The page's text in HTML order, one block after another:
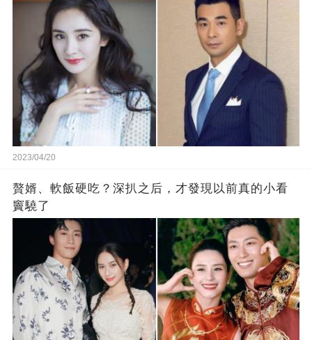
2023/04/20
贅婿、軟飯硬吃？深扒之后，才發現以前真的小看
竇驍了